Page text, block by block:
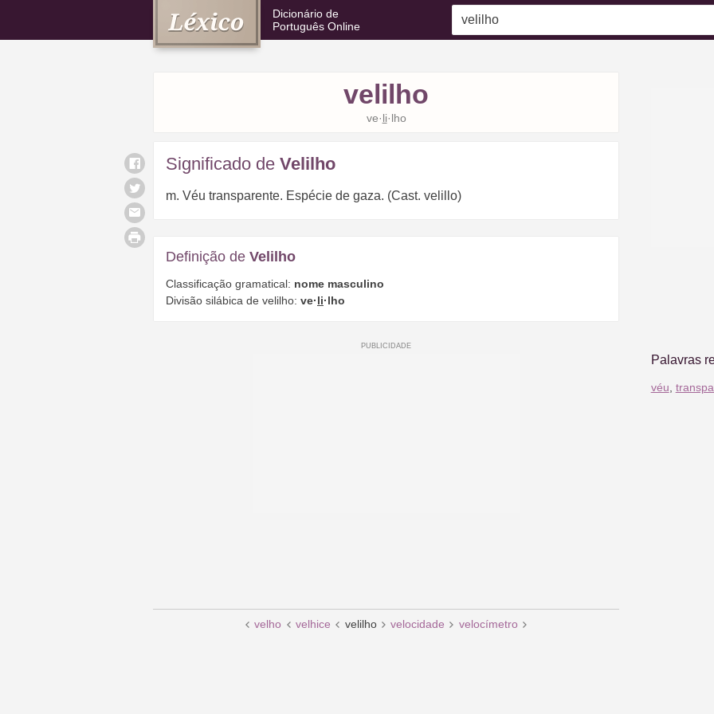
Dicionário de
Português Online
velilho
ve·li·lho
Significado de Velilho
m. Véu transparente. Espécie de gaza. (Cast. velillo)
Definição de Velilho
Classificação gramatical: nome masculino
Divisão silábica de velilho: ve·li·lho
velho velhice velilho velocidade velocímetro
Palavras
véu